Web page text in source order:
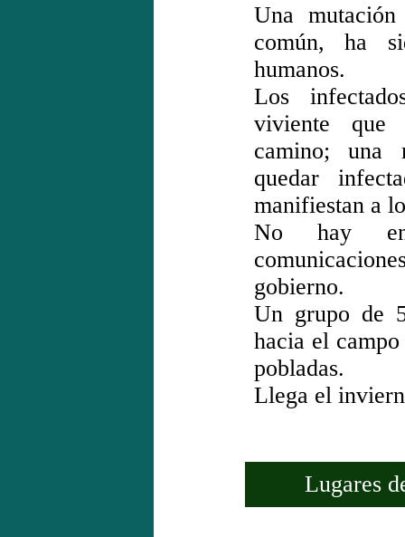
Una
común, ha
humanos.
Los
viviente que
camino; una
quedar
manifiestan a
No hay
gobierno.
Un grupo de
hacia el
pobladas.
Llega el
Lugares de